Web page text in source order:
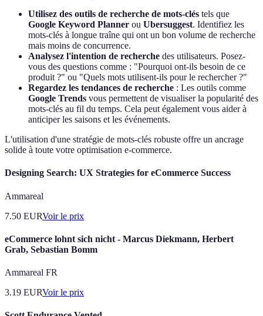
Utilisez des outils de recherche de mots-clés tels que
Google Keyword Planner ou Ubersuggest. Identifiez les
mots-clés à longue traîne qui ont un bon volume de recherche
mais moins de concurrence.
Analysez l'intention de recherche des utilisateurs. Posez-
vous des questions comme : "Pourquoi ont-ils besoin de ce
produit ?" ou "Quels mots utilisent-ils pour le rechercher ?"
Regardez les tendances de recherche : Les outils comme
Google Trends vous permettent de visualiser la popularité des
mots-clés au fil du temps. Cela peut également vous aider à
anticiper les saisons et les événements.
L'utilisation d'une stratégie de mots-clés robuste offre un ancrage
solide à toute votre optimisation e-commerce.
Designing Search: UX Strategies for eCommerce Success
Ammareal
7.50 EURVoir le prix
eCommerce lohnt sich nicht - Marcus Diekmann, Herbert
Grab, Sebastian Bomm
Ammareal FR
3.19 EURVoir le prix